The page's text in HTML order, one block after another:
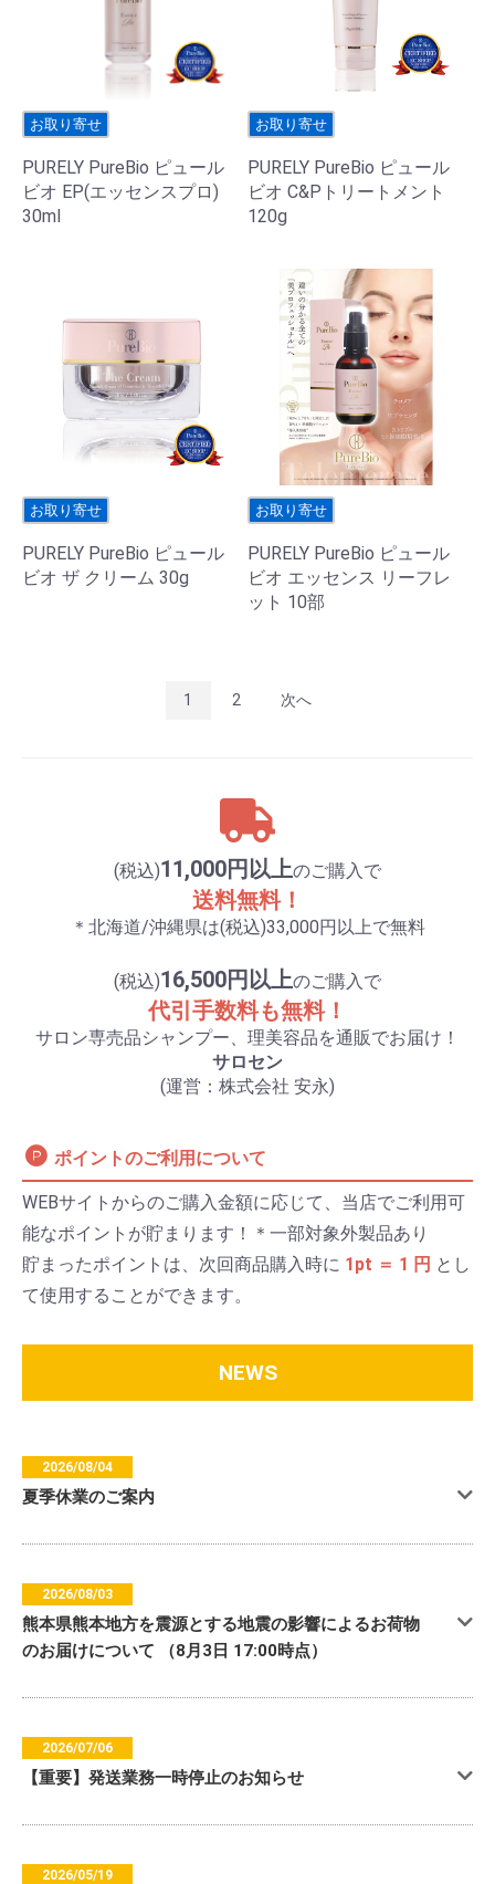
(税込)11,000円以上のご購入で
送料無料！
＊北海道/沖縄県は(税込)33,000円以上で無料
(税込)16,500円以上のご購入で
代引手数料も無料！
サロン専売品シャンプー、理美容品を通販でお届け！
サロセン
(運営：株式会社 安永)
ポイントのご利用について
WEBサイトからのご購入金額に応じて、当店でご利用可
能なポイントが貯まります！＊一部対象外製品あり
貯まったポイントは、次回商品購入時に 1pt ＝ 1 円 とし
て使用することができます。
NEWS
2026/08/04
夏季休業のご案内
2026/08/03
熊本県熊本地方を震源とする地震の影響によるお荷物
のお届けについて （8月3日 17:00時点）
2026/07/06
【重要】発送業務一時停止のお知らせ
2026/05/19
お取り寄せ
PURELY PureBio ピュール
ビオ EP(エッセンスプロ)
30ml
お取り寄せ
PURELY PureBio ピュール
ビオ C&Pトリートメント
120g
お取り寄せ
PURELY PureBio ピュール
ビオ ザ クリーム 30g
お取り寄せ
PURELY PureBio ピュール
ビオ エッセンス リーフレ
ット 10部
1 2 次へ